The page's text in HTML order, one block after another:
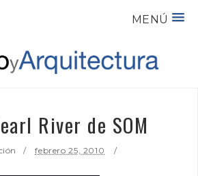
MENÚ
River de SOM
febrero 25, 2010